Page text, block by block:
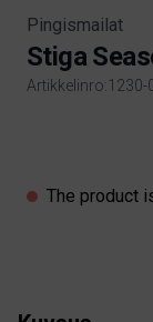
Pingismailat
Stiga
Artikkelinro:1230-
The product